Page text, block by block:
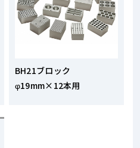
BH21ブロック
φ19mm×12本用